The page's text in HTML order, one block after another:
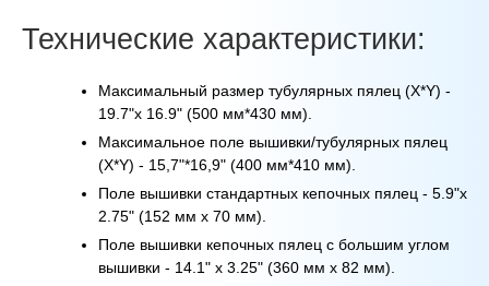
Технические характеристики:
Максимальный размер тубулярных пялец (X*Y) -
19.7"x 16.9" (500 мм*430 мм).
Максимальное поле вышивки/тубулярных пялец
(X*Y) - 15,7"*16,9" (400 мм*410 мм).
Поле вышивки стандартных кепочных пялец - 5.9"x
2.75" (152 мм x 70 мм).
Поле вышивки кепочных пялец с большим углом
вышивки - 14.1" x 3.25" (360 мм x 82 мм).